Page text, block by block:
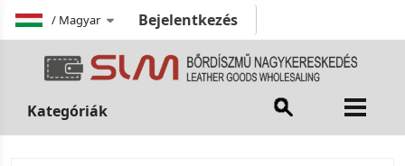
/ Magyar Bejelentkezés
Kategóriák